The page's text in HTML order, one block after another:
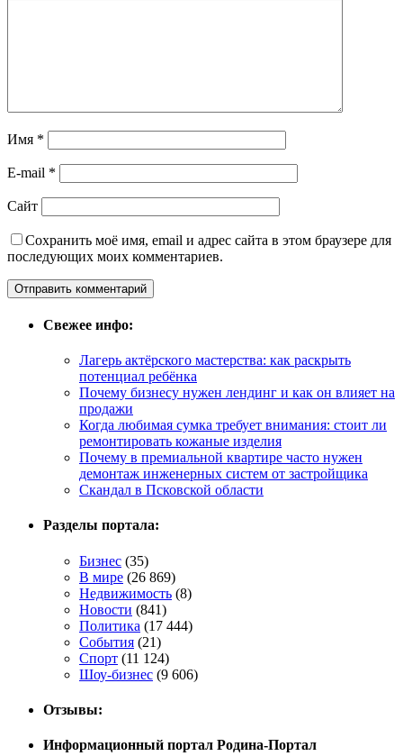
Имя *
E-mail *
Сайт
Сохранить моё имя, email и адрес сайта в этом браузере для
последующих моих комментариев.
Свежее инфо:
Лагерь актёрского мастерства: как раскрыть
потенциал ребёнка
Почему бизнесу нужен лендинг и как он влияет на
продажи
Когда любимая сумка требует внимания: стоит ли
ремонтировать кожаные изделия
Почему в премиальной квартире часто нужен
демонтаж инженерных систем от застройщика
Скандал в Псковской области
Разделы портала:
Бизнес (35)
В мире (26 869)
Недвижимость (8)
Новости (841)
Политика (17 444)
События (21)
Спорт (11 124)
Шоу-бизнес (9 606)
Отзывы:
Информационный портал Родина-Портал